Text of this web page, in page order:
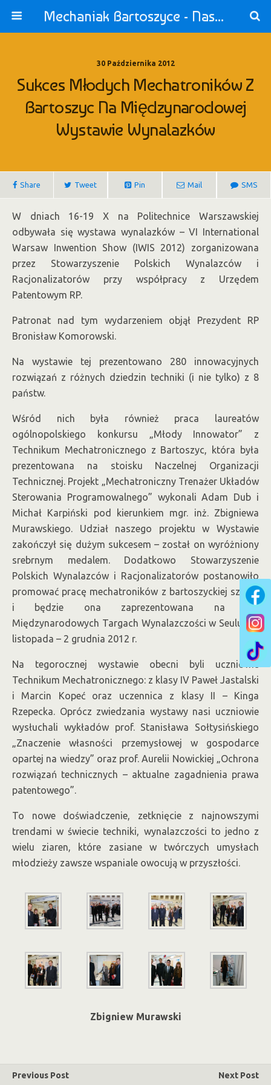
Mechaniak Bartoszyce - Nasza Szkoła jest OK!
30 Października 2012
Sukces Młodych Mechatroników Z
Bartoszyc Na Międzynarodowej
Wystawie Wynalazków
Share Tweet Pin Mail SMS
W dniach 16-19 X na Politechnice Warszawskiej
odbywała się wystawa wynalazków – VI International
Warsaw Inwention Show (IWIS 2012) zorganizowana
przez Stowarzyszenie Polskich Wynalazców i
Racjonalizatorów przy współpracy z Urzędem
Patentowym RP.
Patronat nad tym wydarzeniem objął Prezydent RP
Bronisław Komorowski.
Na wystawie tej prezentowano 280 innowacyjnych
rozwiązań z różnych dziedzin techniki (i nie tylko) z 8
państw.
Wśród nich była również praca laureatów
ogólnopolskiego konkursu „Młody Innowator” z
Technikum Mechatronicznego z Bartoszyc, która była
prezentowana na stoisku Naczelnej Organizacji
Technicznej. Projekt „Mechatroniczny Trenażer Układów
Sterowania Programowalnego” wykonali Adam Dub i
Michał Karpiński pod kierunkiem mgr. inż. Zbigniewa
Murawskiego. Udział naszego projektu w Wystawie
zakończył się dużym sukcesem – został on wyróżniony
srebrnym medalem. Dodatkowo Stowarzyszenie
Polskich Wynalazców i Racjonalizatorów postanowiło
promować pracę mechatroników z bartoszyckiej szkoły
i będzie ona zaprezentowana na VIII
Międzynarodowych Targach Wynalazczości w Seulu, 29
listopada – 2 grudnia 2012 r.
Na tegorocznej wystawie obecni byli uczniowie
Technikum Mechatronicznego: z klasy IV Paweł Jastalski
i Marcin Kopeć oraz uczennica z klasy II – Kinga
Rzepecka. Oprócz zwiedzania wystawy nasi uczniowie
wysłuchali wykładów prof. Stanisława Sołtysińskiego
„Znaczenie własności przemysłowej w gospodarce
opartej na wiedzy” oraz prof. Aurelii Nowickiej „Ochrona
rozwiązań technicznych – aktualne zagadnienia prawa
patentowego”.
To nowe doświadczenie, zetknięcie z najnowszymi
trendami w świecie techniki, wynalazczości to jedno z
wielu ziaren, które zasiane w twórczych umysłach
młodzieży zawsze wspaniale owocują w przyszłości.
Zbigniew Murawski
Previous Post Next Post